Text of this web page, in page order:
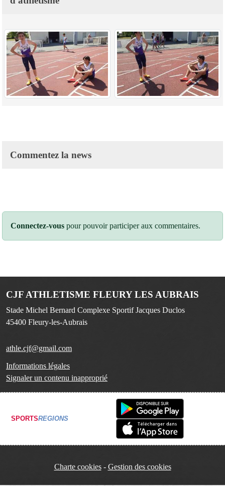
Commentez la news
Connectez-vous pour pouvoir participer aux commentaires.
CJF ATHLETISME FLEURY LES AUBRAIS
Stade Michel Bernard Complexe Sportif Jacques Duclos
45400 Fleury-les-Aubrais
athle.cjf@gmail.com
Informations légales
Signaler un contenu inapproprié
SPORTSREGIONS
Charte cookies Gestion des cookies